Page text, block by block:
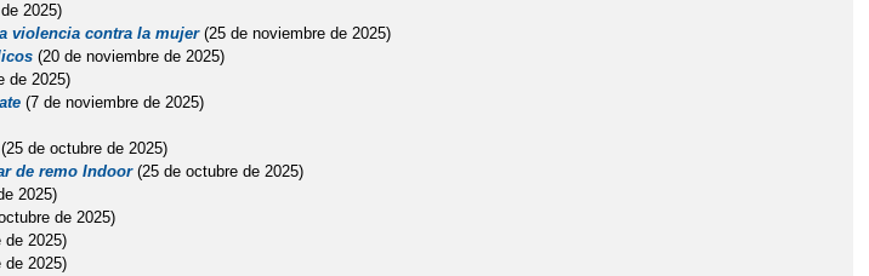
2025)
violencia contra la mujer(25 de noviembre de 2025)
(20 de noviembre de 2025)
de 2025)
(7 de noviembre de 2025)
(25 de octubre de 2025)
de remo Indoor(25 de octubre de 2025)
2025)
de 2025)
de 2025)
de 2025)